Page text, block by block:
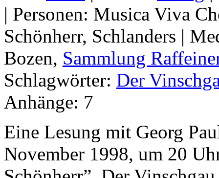
| Personen: Musica Viva
Schönherr, Schlanders |
Bozen, Sammlung
Schlagwörter: Der
Anhänge: 7
Eine Lesung mit Georg
November 1998, um 20